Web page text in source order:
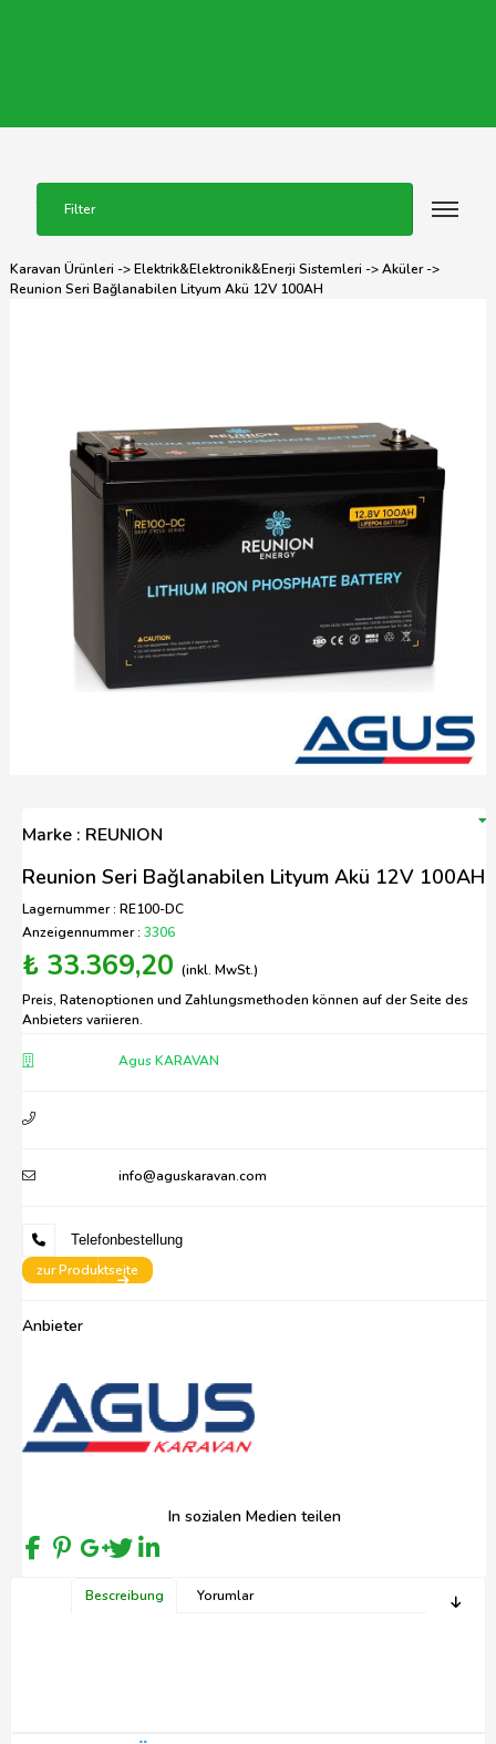
Filter
Karavan Ürünleri ->Elektrik&Elektronik&Enerji Sistemleri ->Aküler->
Reunion Seri Bağlanabilen Lityum Akü 12V 100AH
Marke : REUNION
Reunion Seri Bağlanabilen Lityum Akü 12V 100AH
Lagernummer : RE100-DC
Anzeigennummer : 3306
₺ 33.369,20 (inkl. MwSt.)
Preis, Ratenoptionen und Zahlungsmethoden können auf der Seite des
Anbieters variieren.
Agus KARAVAN
info@aguskaravan.com
Telefonbestellung
zur Produktseite
Anbieter
In sozialen Medien teilen
Bescreibung Yorumlar